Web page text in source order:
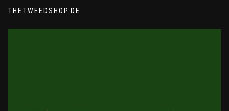
THETWEEDSHOP.DE